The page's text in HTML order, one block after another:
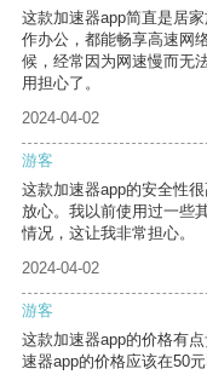
这款加速器app简直是居
作办公，都能畅享高速网
候，经常因为网速慢而无
用担心了。
2024-04-02
游客
这款加速器app的安全性
放心。我以前使用过一些
情况，这让我非常担心。
2024-04-02
游客
这款加速器app的价格有
速器app的价格应该在50元